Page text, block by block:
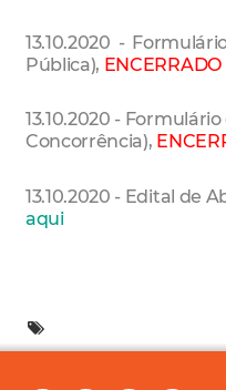
13.10.2020 -
Pública), ENCERRADO
13.10.2020 -
Concorrência),
13.10.2020 - Edital de
aqui